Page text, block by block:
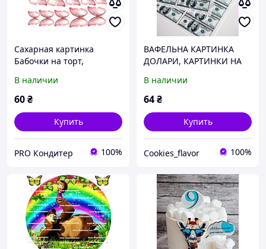
Сахарная картинка
Бабочки на торт,
декора
В наличии
60₴
Купить
PRO Кондитер 100%
ВАФЕЛЬНА КАРТИНКА
ДОЛАРИ, КАРТИНКИ НА
ДРУК, ТОПЕРИ НА ТОРТ
В наличии
64₴
Купить
Cookies_flavor 100%